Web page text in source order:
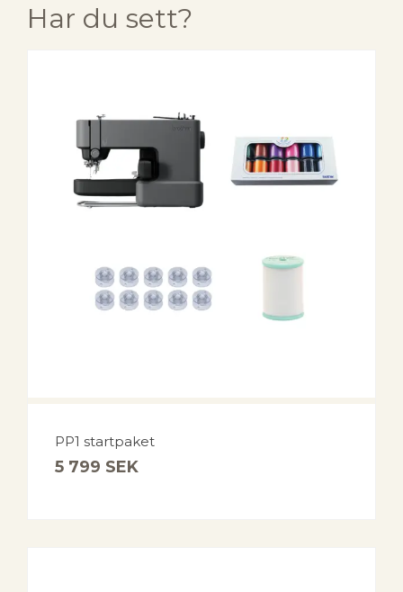
Har du sett?
PP1 startpaket
5 799 SEK